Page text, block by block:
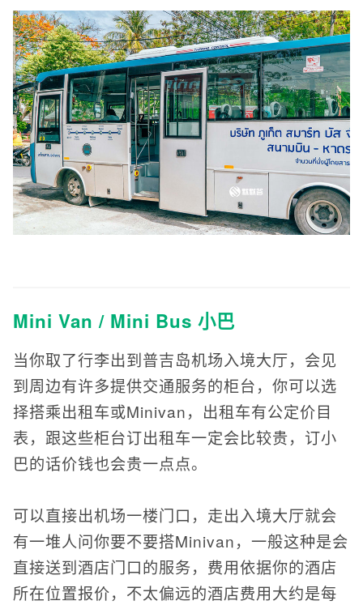
Mini Van / Mini Bus 小巴
当你取了行李出到普吉岛机场入境大厅，会见
到周边有许多提供交通服务的柜台，你可以选
择搭乘出租车或Minivan，出租车有公定价目
表，跟这些柜台订出租车一定会比较贵，订小
巴的话价钱也会贵一点点。
可以直接出机场一楼门口，走出入境大厅就会
有一堆人问你要不要搭Minivan，一般这种是会
直接送到酒店门口的服务，费用依据你的酒店
所在位置报价，不太偏远的酒店费用大约是每